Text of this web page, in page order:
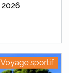
Voyage sportif